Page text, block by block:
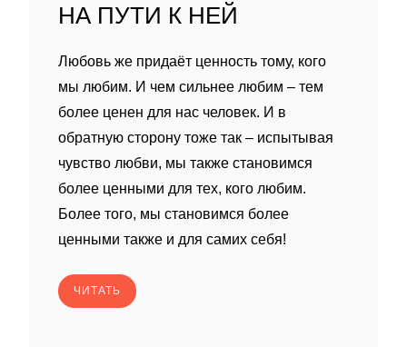
НА ПУТИ К НЕЙ
Любовь же придаёт ценность тому, кого
мы любим. И чем сильнее любим – тем
более ценен для нас человек. И в
обратную сторону тоже так – испытывая
чувство любви, мы также становимся
более ценными для тех, кого любим.
Более того, мы становимся более
ценными также и для самих себя!
ЧИТАТЬ